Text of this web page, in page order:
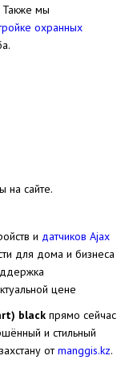
Также мы
охранных
на сайте.
и датчиков Ajax
для дома и бизнеса
цене
black прямо сейчас
и стильный
отmanggis.kz.